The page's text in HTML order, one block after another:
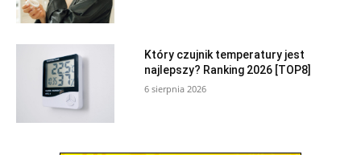
Który czujnik temperatury jest
najlepszy? Ranking 2026 [TOP8]
6 sierpnia 2026